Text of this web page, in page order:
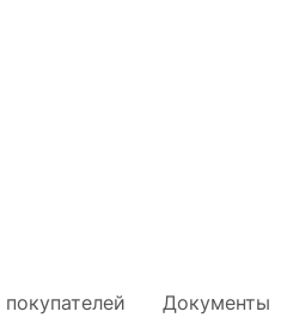
Документы